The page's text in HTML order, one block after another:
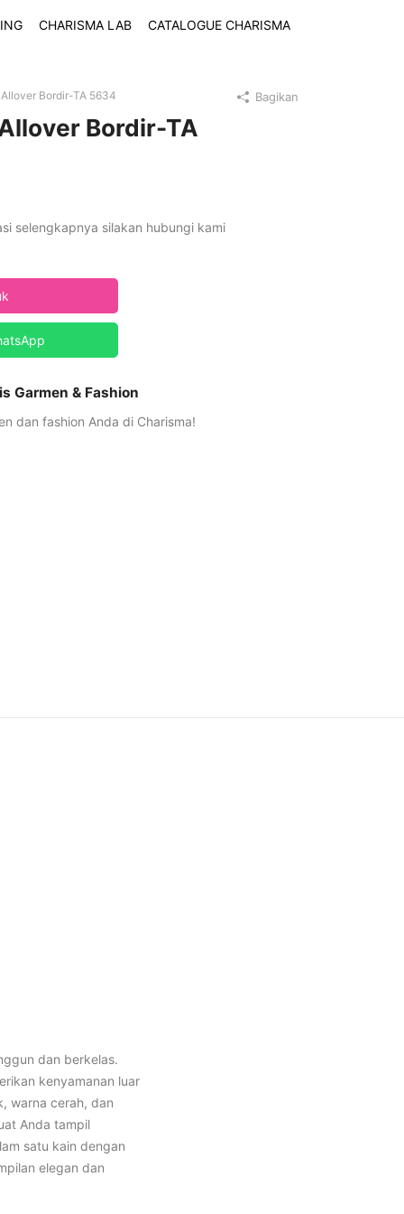
CHARISMA LAB CATALOGUE CHARISMA
Bordir-TA 5634
Bordir-TA
selengkapnya silakan hubungi kami
Garmen & Fashion
dan fashion Anda di Charisma!
Bagikan
dan berkelas.
kenyamanan luar
warna cerah, dan
Anda tampil
satu kain dengan
elegan dan